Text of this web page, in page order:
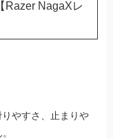
Razer NagaXレ
やすさ、止まりや